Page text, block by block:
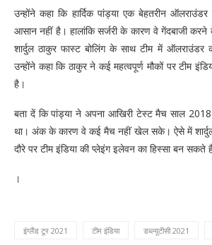
उन्होंने कहा कि हार्दिक पांड्या एक बेहतरीन
आसान नहीं है। हालांकि सर्जरी के कारण वे गेंदबाजी
शार्दुल ठाकुर फास्ट बोलिंग के साथ टीम में ऑलराउंडर
उन्होंने कहा कि ठाकुर ने कई महत्वपूर्ण मौकों पर टीम
है।
बता दें कि पांड्या ने अपना आखिरी टेस्ट मैच साल
था। अंक के कारण वे कई मैच नहीं खेल सके। ऐसे में
दौरे पर टीम इंडिया की प्लेइंग इलेवन का हिस्सा बन सकते
।
इंग्लैंड टूर 2021 टीम इंडिया डब्ल्यूटीसी 2021